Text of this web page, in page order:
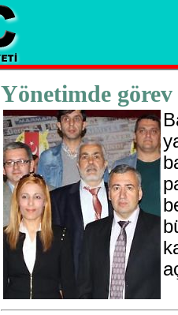
Yönetimde görev